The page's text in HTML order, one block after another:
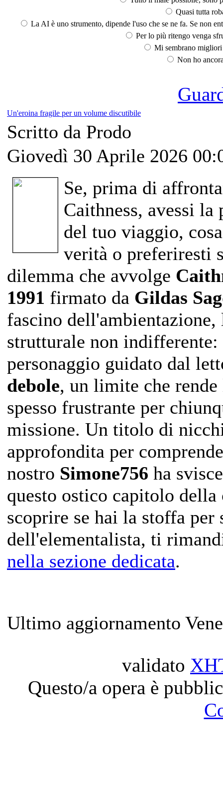
Quasi tutta
La AI è uno strumento, dipende l'uso che se ne fa. Se non
Per lo più ritengo venga
Mi sembrano
Non ho
Un'eroina fragile per un volume discutibile
Scritto da Prodo
Giovedì 30 Aprile 2026
Se, prima di
Caithness, avessi
del tuo viaggio,
verità o preferiresti
dilemma che avvolge
1991 firmato da Gildas
fascino
strutturale non
personaggio guidato dal
debole, un limite che
spesso frustrante per
missione. Un titolo di
approfondita per
nostro Simone756 ha
questo ostico capitolo
scoprire se hai la stoffa
dell'elementalista, ti
nella sezione dedicata.
Ultimo aggiornamento
validato
Questo/a opera è